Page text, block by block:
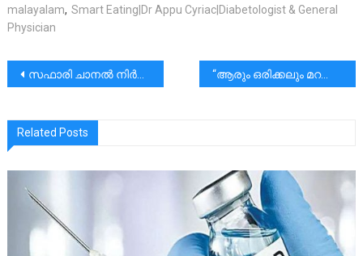
malayalam, Smart Eating|Dr Appu Cyriac|Diabetologist & General
Physician
പോസ്റ്റുകളിലൂടെ
സഫാരി ചാനൽ നിർത്തുന്നതിനെപ്പറ്റി ആലോചിക്കുകയാണ്.| കഴിഞ്ഞ ദിവസം സന്തോഷ് ജോർജ് കൊടുത്ത ഒരു ഇന്റർവ്യൂവിൽ പറയുന്നു. “ആരും ഒരിക്കലും മറന്നു വെച്ച കുട എടുക്കാൻ തിരികെ പോകരുത്”
Related Posts